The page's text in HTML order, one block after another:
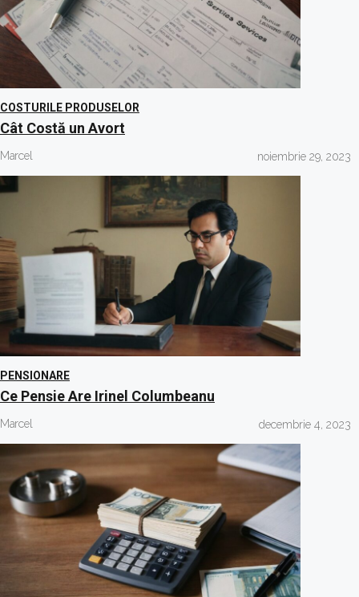
COSTURILE PRODUSELOR
Cât Costă un Avort
Marcel noiembrie 29, 2023
PENSIONARE
Ce Pensie Are Irinel Columbeanu
Marcel decembrie 4, 2023